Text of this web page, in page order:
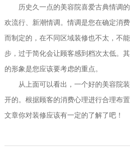
历史久一点的美容院喜爱古典情调的
欢流行、新潮情调。情调是您在确定消
而制定的，在不同区域装修也不太，不
步，过于简化会让顾客感到档次太低。
的形象是您应该要考虑的重点。
从上面可以看出，一个好的美容院装
开的。根据顾客的消费心理进行合理布
文章你对装修应该有一定的了解了吧！